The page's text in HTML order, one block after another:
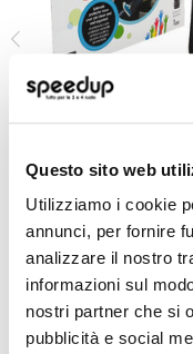
Questo sito web
Utilizziamo i cookie
annunci, per fornire
analizzare il nostro
informazioni sul
nostri partner che si
pubblicità e social
Nero 65x43cm
9,90 €
CONSEGNA IN 48H